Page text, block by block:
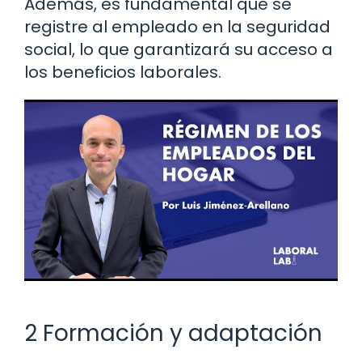
registre al empleado en la seguridad
social, lo que garantizará su acceso a
los beneficios laborales.
2 Formación y adaptación